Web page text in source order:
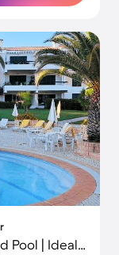
Wohnung mit Terrasse, Garten und Pool | Ideal für Homeoffice